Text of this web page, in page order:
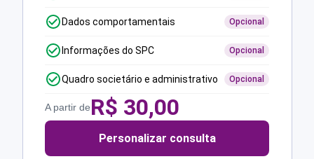
Dados comportamentais Opcional
Informações do SPC Opcional
Quadro societário e administrativo Opcional
A partir deR$ 30,00
Personalizar consulta